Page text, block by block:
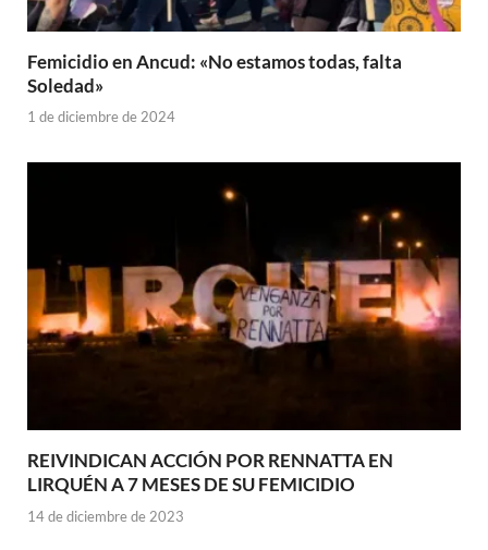
Femicidio en Ancud: «No estamos todas, falta
Soledad»
1 de diciembre de 2024
REIVINDICAN ACCIÓN POR RENNATTA EN
LIRQUÉN A 7 MESES DE SU FEMICIDIO
14 de diciembre de 2023